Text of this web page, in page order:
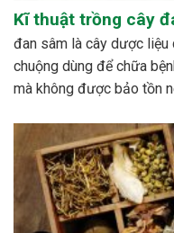
Kĩ thuật trồng cây
đan sâm là cây dược
chuộng dùng để chữa
mà không được bảo tồn